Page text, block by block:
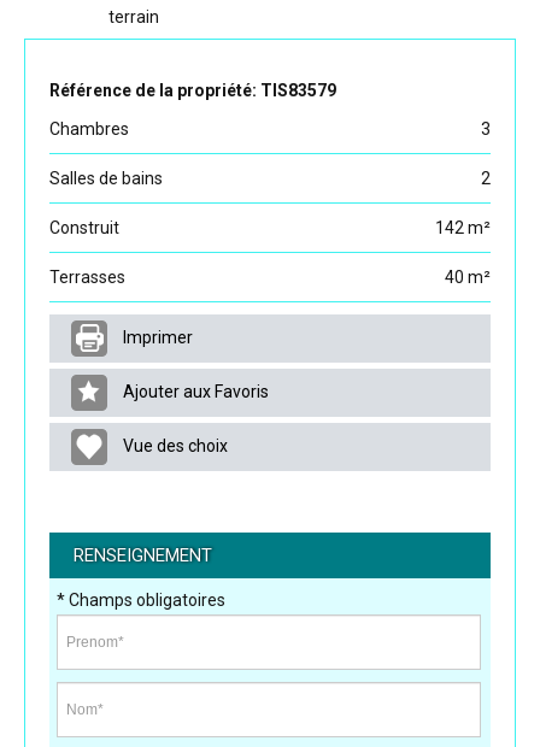
terrain
Référence de la propriété: TIS83579
Chambres
3
Salles de bains 2
Construit 142 m²
Terrasses 40 m²
Imprimer
Ajouter aux Favoris
Vue des choix
RENSEIGNEMENT
* Champs obligatoires